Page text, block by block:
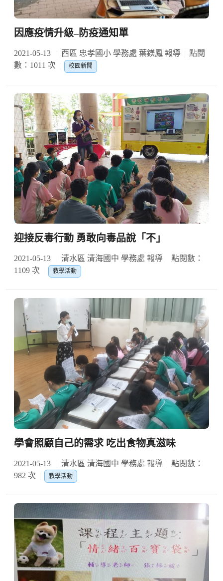
因應疫情升級–防疫通知單
2021-05-13 西區 忠孝國小 學務處 葉鎂鳳 報導
點閱
數：1011 次
校園新聞
迎接反毒行動 勇敢向毒品說「不」
2021-05-13 清水區 清海國中 學務處 報導
點閱數：
1109 次
教學活動
學會照顧自己的需求 吃出食物真滋味
2021-05-13 清水區 清海國中 學務處 報導
點閱數：
982 次
教學活動